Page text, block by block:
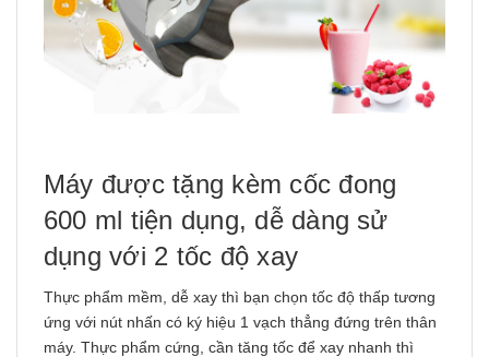
Máy được tặng kèm cốc đong
600 ml tiện dụng, dễ dàng sử
dụng với 2 tốc độ xay
Thực phẩm mềm, dễ xay thì bạn chọn tốc độ thấp tương
ứng với nút nhấn có ký hiệu 1 vạch thẳng đứng trên thân
máy. Thực phẩm cứng, cần tăng tốc để xay nhanh thì